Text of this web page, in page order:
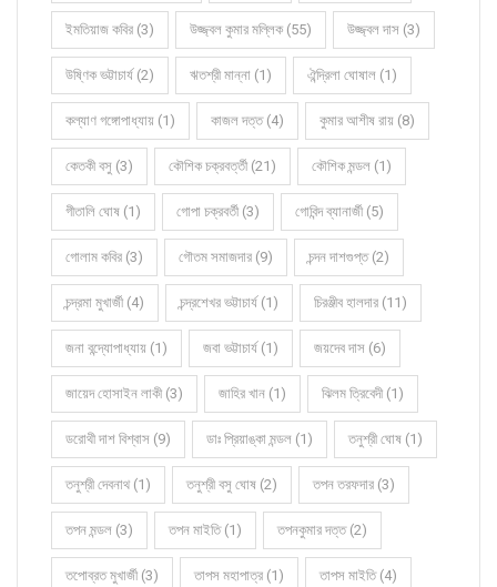
ইমতিয়াজ কবির (3) উজ্জ্বল কুমার মল্লিক (55) উজ্জ্বল দাস (3)
উষ্ণিক ভট্টাচার্য (2) ঋতশ্রী মান্না (1) ঐন্দ্রিলা ঘোষাল (1)
কল্যাণ গঙ্গোপাধ্যায় (1) কাজল দত্ত (4) কুমার আশীষ রায় (8)
কেতকী বসু (3) কৌশিক চক্রবর্ত্তী (21) কৌশিক মন্ডল (1)
গীতালি ঘোষ (1) গোপা চক্রবর্তী (3) গোবিন্দ ব্যানার্জী (5)
গোলাম কবির (3) গৌতম সমাজদার (9) চন্দন দাশগুপ্ত (2)
চন্দ্রমা মুখার্জী (4) চন্দ্রশেখর ভট্টাচার্য (1) চিরঞ্জীব হালদার (11)
জনা বন্দ্যোপাধ্যায় (1) জবা ভট্টাচার্য (1) জয়দেব দাস (6)
জায়েদ হোসাইন লাকী (3) জাহির খান (1) ঝিলম ত্রিবেদী (1)
ডরোথী দাশ বিশ্বাস (9) ডাঃ প্রিয়াঙ্কা মন্ডল (1) তনুশ্রী ঘোষ (1)
তনুশ্রী দেবনাথ (1) তনুশ্রী বসু ঘোষ (2) তপন তরফদার (3)
তপন মন্ডল (3) তপন মাইতি (1) তপনকুমার দত্ত (2)
তপোব্রত মুখার্জী (3) তাপস মহাপাত্র (1) তাপস মাইতি (4)